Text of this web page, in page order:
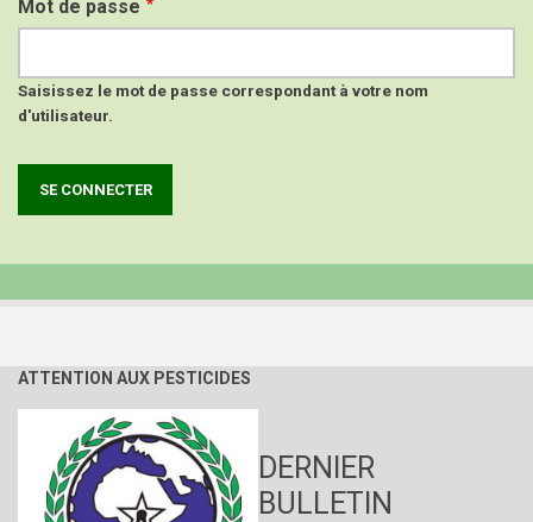
Mot de passe
Saisissez le mot de passe correspondant à votre nom
d'utilisateur.
ATTENTION AUX PESTICIDES
DERNIER
BULLETIN